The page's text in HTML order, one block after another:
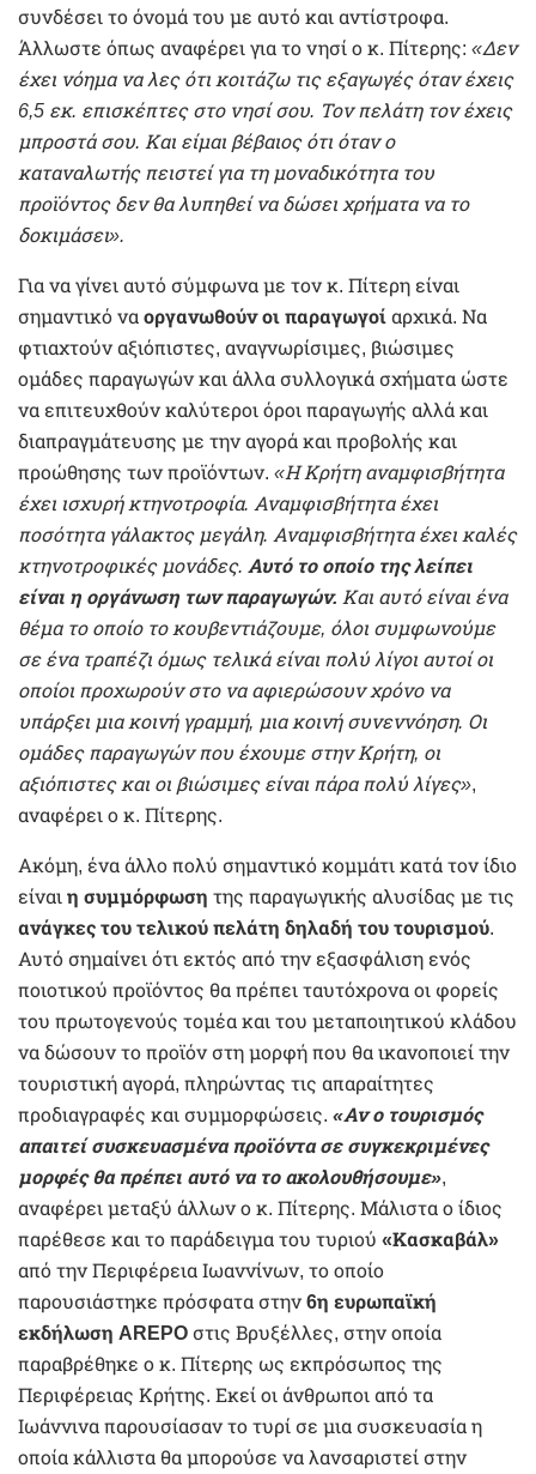
συνδέσει το όνομά του με αυτό και αντίστροφα.
Άλλωστε όπως αναφέρει για το νησί ο κ. Πίτερης: «Δεν
έχει νόημα να λες ότι κοιτάζω τις εξαγωγές όταν έχεις
6,5 εκ. επισκέπτες στο νησί σου. Τον πελάτη τον έχεις
μπροστά σου. Και είμαι βέβαιος ότι όταν ο
καταναλωτής πειστεί για τη μοναδικότητα του
προϊόντος δεν θα λυπηθεί να δώσει χρήματα να το
δοκιμάσει».
Για να γίνει αυτό σύμφωνα με τον κ. Πίτερη είναι
σημαντικό να οργανωθούν οι παραγωγοί αρχικά. Να
φτιαχτούν αξιόπιστες, αναγνωρίσιμες, βιώσιμες
ομάδες παραγωγών και άλλα συλλογικά σχήματα ώστε
να επιτευχθούν καλύτεροι όροι παραγωγής αλλά και
διαπραγμάτευσης με την αγορά και προβολής και
προώθησης των προϊόντων. «Η Κρήτη αναμφισβήτητα
έχει ισχυρή κτηνοτροφία. Αναμφισβήτητα έχει
ποσότητα γάλακτος μεγάλη. Αναμφισβήτητα έχει καλές
κτηνοτροφικές μονάδες. Αυτό το οποίο της λείπει
είναι η οργάνωση των παραγωγών. Και αυτό είναι ένα
θέμα το οποίο το κουβεντιάζουμε, όλοι συμφωνούμε
σε ένα τραπέζι όμως τελικά είναι πολύ λίγοι αυτοί οι
οποίοι προχωρούν στο να αφιερώσουν χρόνο να
υπάρξει μια κοινή γραμμή, μια κοινή συνεννόηση. Οι
ομάδες παραγωγών που έχουμε στην Κρήτη, οι
αξιόπιστες και οι βιώσιμες είναι πάρα πολύ λίγες»,
αναφέρει ο κ. Πίτερης.
Ακόμη, ένα άλλο πολύ σημαντικό κομμάτι κατά τον ίδιο
είναι η συμμόρφωση της παραγωγικής αλυσίδας με τις
ανάγκες του τελικού πελάτη δηλαδή του τουρισμού.
Αυτό σημαίνει ότι εκτός από την εξασφάλιση ενός
ποιοτικού προϊόντος θα πρέπει ταυτόχρονα οι φορείς
του πρωτογενούς τομέα και του μεταποιητικού κλάδου
να δώσουν το προϊόν στη μορφή που θα ικανοποιεί την
τουριστική αγορά, πληρώντας τις απαραίτητες
προδιαγραφές και συμμορφώσεις. «Αν ο τουρισμός
απαιτεί συσκευασμένα προϊόντα σε συγκεκριμένες
μορφές θα πρέπει αυτό να το ακολουθήσουμε»,
αναφέρει μεταξύ άλλων ο κ. Πίτερης. Μάλιστα ο ίδιος
παρέθεσε και το παράδειγμα του τυριού «Κασκαβάλ»
από την Περιφέρεια Ιωαννίνων, το οποίο
παρουσιάστηκε πρόσφατα στην 6η ευρωπαϊκή
εκδήλωση AREPO στις Βρυξέλλες, στην οποία
παραβρέθηκε ο κ. Πίτερης ως εκπρόσωπος της
Περιφέρειας Κρήτης. Εκεί οι άνθρωποι από τα
Ιωάννινα παρουσίασαν το τυρί σε μια συσκευασία η
οποία κάλλιστα θα μπορούσε να λανσαριστεί στην